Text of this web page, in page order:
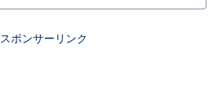
スポンサーリンク